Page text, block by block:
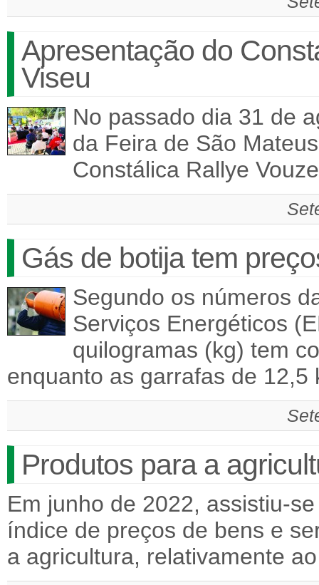
Apresentação do
Viseu
No passado dia 31 de
da Feira de São
Constálica Rallye
Gás de botija tem
Segundo os números
Serviços Energéticos
quilogramas (kg) tem
enquanto as garrafas de
Produtos para a
Em junho de 2022, assistiu-
índice de preços de bens e
a agricultura, relativamente